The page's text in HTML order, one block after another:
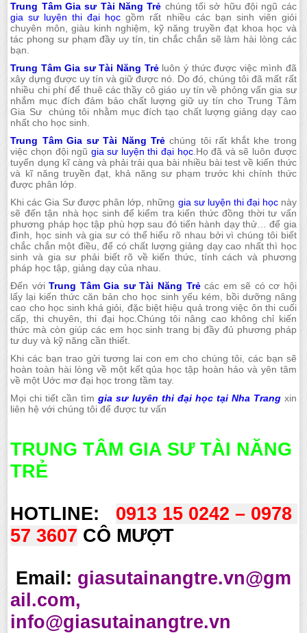
Trung Tâm Gia sư Tài Năng Trẻ chúng tối sở hữu đội ngũ các
gia sư luyện thi đại học gồm rất nhiều các bạn sinh viên giỏi
chuyên môn, giàu kinh nghiệm, kỹ năng truyền đạt khoa học và
tác phong sư phạm đầy uy tín, tin chắc chắn sẽ làm hài lòng các
bạn.
Trung Tâm Gia sư Tài Năng Trẻluôn ý thức được việc mình đã
xây dựng được uy tín và giữ được nó. Do đó, chúng tôi đã mất rất
nhiều chi phí để thuê các thầy cô giáo uy tín về phỏng vấn gia sư
nhắm mục đích đảm bảo chất lượng giữ uy tín cho Trung Tâm
Gia Sư chúng tôi nhằm mục đích tạo chất lượng giảng dạy cao
nhất cho học sinh.
Trung Tâm Gia sư Tài Năng Trẻ chúng tôi rất khắt khe trong
việc chọn đội ngũ gia sư luyện thi đại học.Họ đã và sẽ luôn được
tuyển dụng kĩ càng và phải trải qua bài nhiều bài test về kiến thức
và kĩ năng truyền đạt, khả năng sư phạm trước khi chính thức
được phân lớp.
Khi các Gia Sư được phân lớp, những gia sư luyện thi đại họcnày
sẽ đến tận nhà học sinh để kiểm tra kiến thức đồng thời tư vấn
phương pháp học tập phù hợp sau đó tiến hành dạy thử… để gia
đình, học sinh và gia sư có thể hiểu rõ nhau bởi vì chúng tôi biết
chắc chắn một điều, để có chất lượng giảng dạy cao nhất thì học
sinh và gia sư phải biết rõ về kiến thức, tính cách và phương
pháp học tập, giảng dạy của nhau.
Đến vớiTrung Tâm Gia sư Tài Năng Trẻcác em sẽ có cơ hội
lấy lại kiến thức căn bản cho học sinh yếu kém, bồi dưỡng nâng
cao cho học sinh khá giỏi, đặc biệt hiệu quả trong việc ôn thi cuối
cấp, thi chuyên, thi đại học.Chúng tôi nâng cao không chỉ kiến
thức mà còn giúp các em học sinh trang bị đầy đủ phương pháp
tư duy và kỹ năng cần thiết.
Khi các bạn trao gửi tương lai con em cho chúng tôi, các bạn sẽ
hoàn toàn hài lòng về một kết qủa học tập hoàn hảo và yên tâm
về một Uớc mơ đại học trong tầm tay.
Mọi chi tiết cần tìm gia sư luyên thi đại học tại Nha Trangxin
liên hệ với chúng tôi để được tư vấn
TRUNG TÂM GIA SƯ TÀI NĂNG
TRẺ
HOTLINE:
0913 15 0242 – 0978
57 3607 CÔ MƯỢT
Email: giasutainangtre.vn@gm
ail.com,
info@giasutainangtre.vn